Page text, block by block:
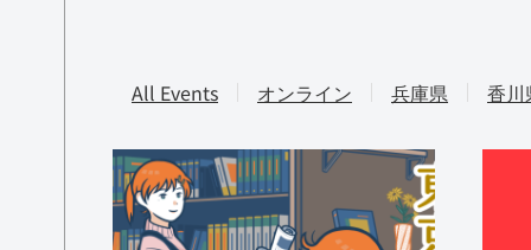
All Events オンライン 兵庫県 香川